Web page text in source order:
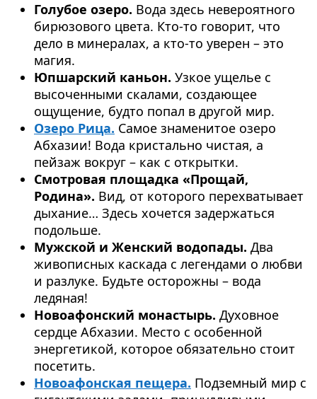
Голубое озеро. Вода здесь невероятного
бирюзового цвета. Кто-то говорит, что
дело в минералах, а кто-то уверен – это
магия.
Юпшарский каньон. Узкое ущелье с
высоченными скалами, создающее
ощущение, будто попал в другой мир.
Озеро Рица. Самое знаменитое озеро
Абхазии! Вода кристально чистая, а
пейзаж вокруг – как с открытки.
Смотровая площадка «Прощай,
Родина». Вид, от которого перехватывает
дыхание… Здесь хочется задержаться
подольше.
Мужской и Женский водопады. Два
живописных каскада с легендами о любви
и разлуке. Будьте осторожны – вода
ледяная!
Новоафонский монастырь. Духовное
сердце Абхазии. Место с особенной
энергетикой, которое обязательно стоит
посетить.
Новоафонская пещера. Подземный мир с